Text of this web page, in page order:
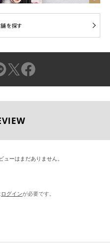
を探す
ューはまだありません。
ログインが必要です。